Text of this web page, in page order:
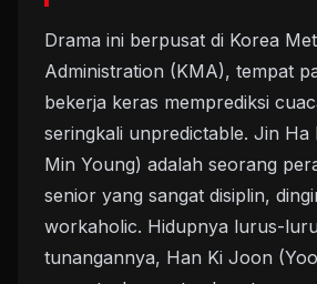
Drama ini berpusat di Korea
Administration (KMA), tempat
bekerja keras memprediksi
seringkali unpredictable. Jin Ha
Min Young) adalah seorang
senior yang sangat disiplin,
workaholic. Hidupnya lurus-
tunangannya, Han Ki Joon